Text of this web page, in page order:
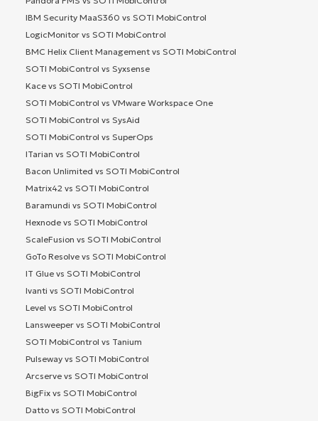
IBM Security MaaS360 vs SOTI MobiControl
LogicMonitor vs SOTI MobiControl
BMC Helix Client Management vs SOTI MobiControl
SOTI MobiControl vs Syxsense
Kace vs SOTI MobiControl
SOTI MobiControl vs VMware Workspace One
SOTI MobiControl vs SysAid
SOTI MobiControl vs SuperOps
ITarian vs SOTI MobiControl
Bacon Unlimited vs SOTI MobiControl
Matrix42 vs SOTI MobiControl
Baramundi vs SOTI MobiControl
Hexnode vs SOTI MobiControl
ScaleFusion vs SOTI MobiControl
GoTo Resolve vs SOTI MobiControl
IT Glue vs SOTI MobiControl
Ivanti vs SOTI MobiControl
Level vs SOTI MobiControl
Lansweeper vs SOTI MobiControl
SOTI MobiControl vs Tanium
Pulseway vs SOTI MobiControl
Arcserve vs SOTI MobiControl
BigFix vs SOTI MobiControl
Datto vs SOTI MobiControl